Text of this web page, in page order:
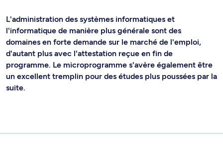
L'administration des systèmes informatiques et
l'informatique de manière plus générale sont des
domaines en forte demande sur le marché de l'emploi,
d'autant plus avec l'attestation reçue en fin de
programme. Le microprogramme s'avère également être
un excellent tremplin pour des études plus poussées par la
suite.